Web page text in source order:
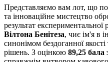
Представляємо вам лот, що
та інноваційне мистецтво
результат
Вілтона Бенітеза, чиє ім'я в
синонімом бездоганної
рішень. З оцінкою 89,25